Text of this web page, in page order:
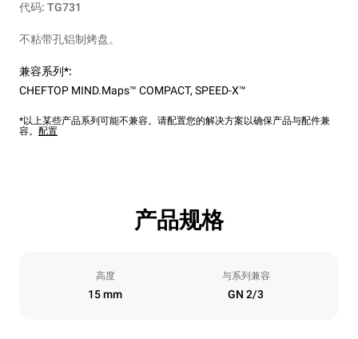
代码: TG731
不粘带孔铝制烤盘。
兼容系列*:
CHEFTOP MIND.Maps™ COMPACT, SPEED-X™
*以上某些产品系列可能不兼容。请配置您的解决方案以确保产品与配件兼
容。 配置
产品规格
高度
15 mm
与系列兼容
GN 2/3